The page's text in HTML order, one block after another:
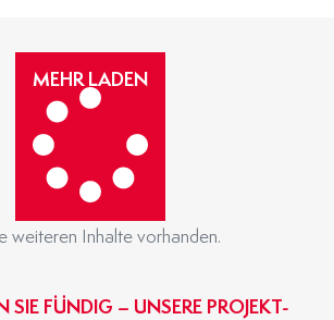
MEHR LADEN
weiteren Inhalte vorhanden.
SIE FÜNDIG – UNSERE PROJEKT-